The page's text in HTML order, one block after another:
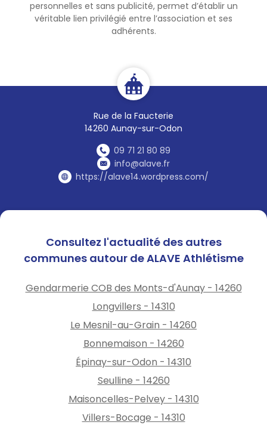
personnelles et sans publicité, permet d’établir un
véritable lien privilégié entre l’association et ses
adhérents.
Rue de la Faucterie
14260 Aunay-sur-Odon
09 71 21 80 89
info@alave.fr
https://alave14.wordpress.com/
Consultez l'actualité des autres
communes autour de ALAVE Athlétisme
Gendarmerie COB des Monts-d'Aunay - 14260
Longvillers - 14310
Le Mesnil-au-Grain - 14260
Bonnemaison - 14260
Épinay-sur-Odon - 14310
Seulline - 14260
Maisoncelles-Pelvey - 14310
Villers-Bocage - 14310